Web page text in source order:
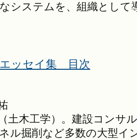
システムを、組織として
エッセイ集 目次
土木工学）。建設コンサ
ル掘削など多数の大型イ